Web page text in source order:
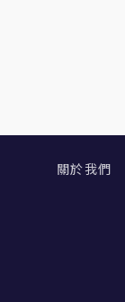
關於我們